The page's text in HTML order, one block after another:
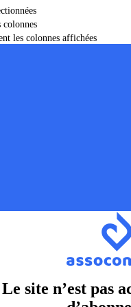
colonnes
les colonnes affichées
Le site n’est pas